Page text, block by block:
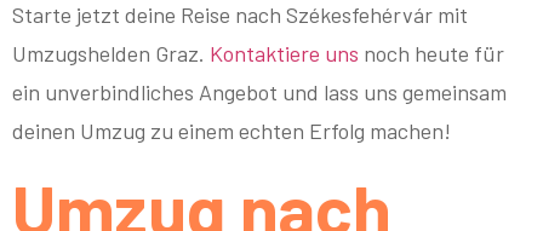
Starte jetzt deine Reise nach Székesfehérvár mit
Umzugshelden Graz. Kontaktiere uns noch heute für
ein unverbindliches Angebot und lass uns gemeinsam
deinen Umzug zu einem echten Erfolg machen!
Umzug nach